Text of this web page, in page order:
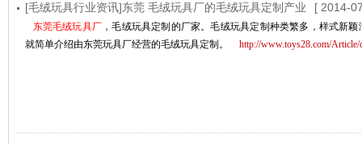
[毛绒玩具行业资讯]东莞 毛绒玩具厂的毛绒玩具定制产业 [ 2014-
东莞毛绒玩具厂 ，毛绒玩具定制的厂家。毛绒玩具定制种类繁多，样式新
就简单介绍由东莞玩具厂经营的毛绒玩具定制。
http://www.toys28.com/